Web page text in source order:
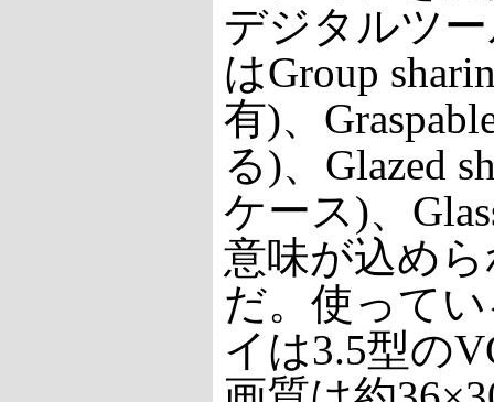
デジタルツ
はGroup
有)、
る)、Glazed
ケース)、
意味が込め
だ。使って
イは3.5型の